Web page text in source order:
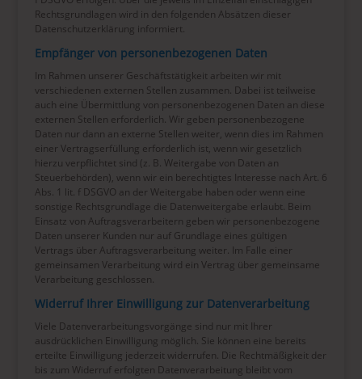
Rechtsgrundlagen wird in den folgenden Absätzen dieser
Datenschutzerklärung informiert.
Empfänger von personenbezogenen Daten
Im Rahmen unserer Geschäftstätigkeit arbeiten wir mit
verschiedenen externen Stellen zusammen. Dabei ist teilweise
auch eine Übermittlung von personenbezogenen Daten an diese
externen Stellen erforderlich. Wir geben personenbezogene
Daten nur dann an externe Stellen weiter, wenn dies im Rahmen
einer Vertragserfüllung erforderlich ist, wenn wir gesetzlich
hierzu verpflichtet sind (z. B. Weitergabe von Daten an
Steuerbehörden), wenn wir ein berechtigtes Interesse nach Art. 6
Abs. 1 lit. f DSGVO an der Weitergabe haben oder wenn eine
sonstige Rechtsgrundlage die Datenweitergabe erlaubt. Beim
Einsatz von Auftragsverarbeitern geben wir personenbezogene
Daten unserer Kunden nur auf Grundlage eines gültigen
Vertrags über Auftragsverarbeitung weiter. Im Falle einer
gemeinsamen Verarbeitung wird ein Vertrag über gemeinsame
Verarbeitung geschlossen.
Widerruf Ihrer Einwilligung zur Datenverarbeitung
Viele Datenverarbeitungsvorgänge sind nur mit Ihrer
ausdrücklichen Einwilligung möglich. Sie können eine bereits
erteilte Einwilligung jederzeit widerrufen. Die Rechtmäßigkeit der
bis zum Widerruf erfolgten Datenverarbeitung bleibt vom